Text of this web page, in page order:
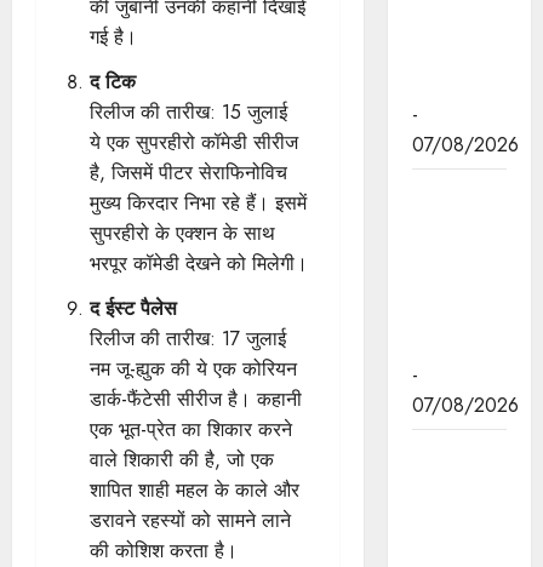
की जुबानी उनकी कहानी दिखाई
गई है।
द टिक
रिलीज की तारीख: 15 जुलाई
ये एक सुपरहीरो कॉमेडी सीरीज
है, जिसमें पीटर सेराफिनोविच
मुख्य किरदार निभा रहे हैं। इसमें
सुपरहीरो के एक्शन के साथ
भरपूर कॉमेडी देखने को मिलेगी।
द ईस्ट पैलेस
रिलीज की तारीख: 17 जुलाई
नम जू-ह्युक की ये एक कोरियन
डार्क-फैंटेसी सीरीज है। कहानी
एक भूत-प्रेत का शिकार करने
वाले शिकारी की है, जो एक
शापित शाही महल के काले और
डरावने रहस्यों को सामने लाने
की कोशिश करता है।
-
07/08/2026
-
07/08/2026